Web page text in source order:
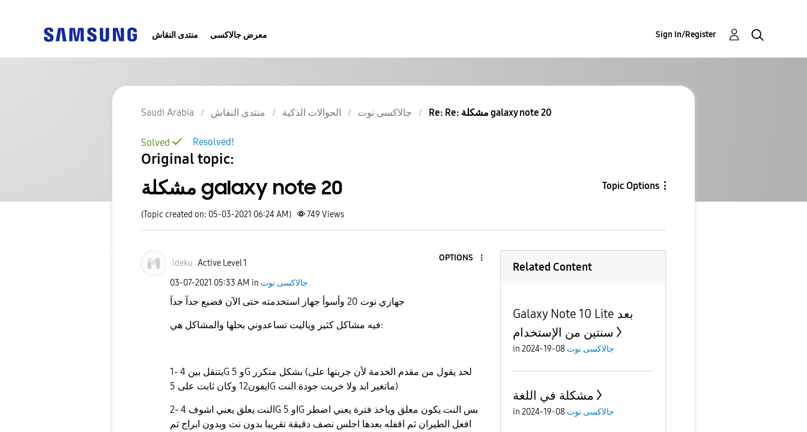
منتدى النقاش معرض جالاكسى Sign In/Register
Saudi Arabia منتدى النقاش الجوالات الذكية جالاكسى نوت Re: Re: مشكلة galaxy note 20
Resolved!
Solved
Original topic:
مشكلة galaxy note 20 Topic Options
(Topic created on: 05-03-2021 06:24 AM) 749 Views
Ideku Active Level 1
OPTIONS
‎03-07-2021 05:33 AM in جالاكسى نوت
فيه مشاكل كثير وياليت تساعدوني بحلها والمشاكل هي:
1- يتنقل بين 4G و 5G بشكل متكرر (لحد يقول من مقدم الخدمة لأن جربتها على
ايفون12 وكان ثابت على 5G ماتغير ابد ولا خربت جودة النت)
2- النت يعلق يعني اشوف 4G او 5G بس النت يكون معلق وياخذ فترة يعني اضطر
افعل الطيران ثم اقفله بعدها اجلس نصف دقيقة تقرييا بدون نت وبدون ابراج ثم
Related Content
Galaxy Note 10 Lite بعد
سنتين من الإستخدام
in جالاكسى نوت 08-19-2024
مشكلة في اللغة
in جالاكسى نوت 08-19-2024